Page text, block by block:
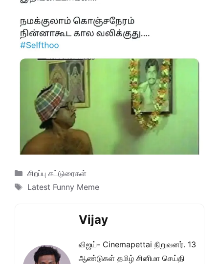
Categories
சிறப்பு கட்டுரைகள்
Tags
Latest Funny Meme
Vijay
விஜய்- Cinemapettai நிறுவனர். 13
ஆண்டுகள் தமிழ் சினிமா செய்தி